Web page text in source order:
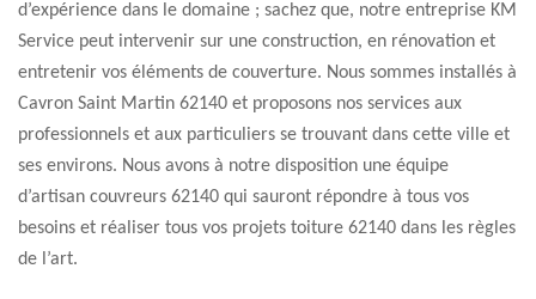
d’expérience dans le domaine ; sachez que, notre entreprise KM
Service peut intervenir sur une construction, en rénovation et
entretenir vos éléments de couverture. Nous sommes installés à
Cavron Saint Martin 62140 et proposons nos services aux
professionnels et aux particuliers se trouvant dans cette ville et
ses environs. Nous avons à notre disposition une équipe
d’artisan couvreurs 62140 qui sauront répondre à tous vos
besoins et réaliser tous vos projets toiture 62140 dans les règles
de l’art.